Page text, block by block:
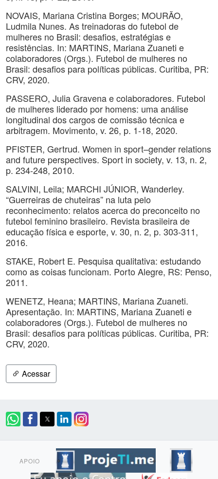
NOVAIS, Mariana Cristina Borges; MOURÃO,
Ludmila Nunes. As treinadoras do futebol de
mulheres no Brasil: desafios, estratégias e
resistências. In: MARTINS, Mariana Zuaneti e
colaboradores (Orgs.). Futebol de mulheres no
Brasil: desafios para políticas públicas. Curitiba, PR:
CRV, 2020.
PASSERO, Julia Gravena e colaboradores. Futebol
de mulheres liderado por homens: uma análise
longitudinal dos cargos de comissão técnica e
arbitragem. Movimento, v. 26, p. 1-18, 2020.
PFISTER, Gertrud. Women in sport–gender relations
and future perspectives. Sport in society, v. 13, n. 2,
p. 234-248, 2010.
SALVINI, Leila; MARCHI JÚNIOR, Wanderley.
“Guerreiras de chuteiras” na luta pelo
reconhecimento: relatos acerca do preconceito no
futebol feminino brasileiro. Revista brasileira de
educação física e esporte, v. 30, n. 2, p. 303-311,
2016.
STAKE, Robert E. Pesquisa qualitativa: estudando
como as coisas funcionam. Porto Alegre, RS: Penso,
2011.
WENETZ, Heana; MARTINS, Mariana Zuaneti.
Apresentação. In: MARTINS, Mariana Zuaneti e
colaboradores (Orgs.). Futebol de mulheres no
Brasil: desafios para políticas públicas. Curitiba, PR:
CRV, 2020.
Acessar
APOIO